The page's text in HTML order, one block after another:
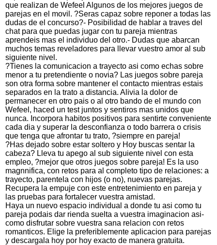
que realizan de Wefeel Algunos de los mejores juegos de
parejas en el movil. ?Seras capaz sobre reponer a todas las
dudas de el concurso?- Posibilidad de hablar a traves del
chat para que puedas jugar con tu pareja mientras
aprendeis mas el individuo del otro.- Dudas que abarcan
muchos temas reveladores para llevar vuestro amor al sub
siguiente nivel.
?Tienes la comunicacion a trayecto asi­ como echas sobre
menor a tu pretendiente o novia? Las juegos sobre pareja
son otra forma sobre mantener el contacto mientras estais
separados en la trato a distancia. Alivia la dolor de
permanecer en otro pais o al otro bando de el mundo con
Wefeel, haced un test juntos y sentiros mas unidos que
nunca. Incorpora habitos positivos para sentirte conveniente
cada dia y superar la desconfianza o todo barrera o crisis
que tenga que afrontar tu trato, ?siempre en pareja!
?Has dejado sobre estar soltero y Hoy buscas sentar la
cabeza? Lleva tu apego al sub siguiente nivel con esta
empleo, ?mejor que otros juegos sobre pareja! Es la uso
magnnifica, con retos para al completo tipo de relaciones: a
trayecto, parentela con hijos (o no), nuevas parejas.
Recupera la empuje con este entretenimiento en pareja y
las pruebas para fortalecer vuestra amistad.
Haya un nuevo espacio individual a donde tu asi­ como tu
pareja podais dar rienda suelta a vuestra imaginacion asi­
como disfrutar sobre vuestra sana relacion con retos
romanticos. Elige la preferiblemente aplicacion para parejas
y descargala hoy por hoy exacto de manera gratuita.